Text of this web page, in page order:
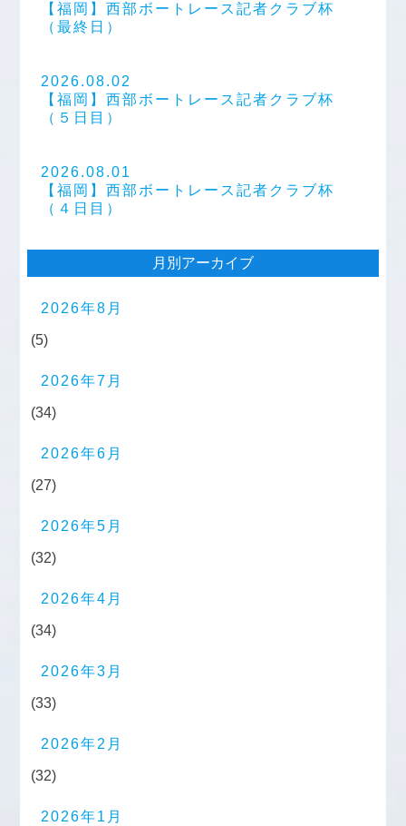
【福岡】西部ボートレース記者クラブ杯
（最終日）
2026.08.02
【福岡】西部ボートレース記者クラブ杯
（５日目）
2026.08.01
【福岡】西部ボートレース記者クラブ杯
（４日目）
月別アーカイブ
2026年8月
(5)
2026年7月
(34)
2026年6月
(27)
2026年5月
(32)
2026年4月
(34)
2026年3月
(33)
2026年2月
(32)
2026年1月